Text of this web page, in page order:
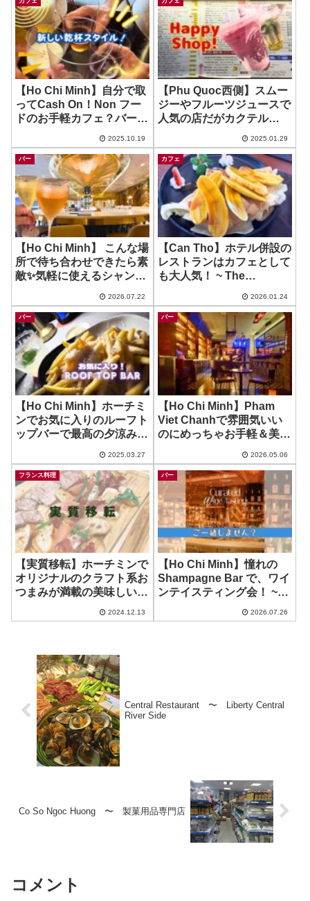
【Ho Chi Minh】自分で取
ってCash On！Non フー
ドのお手軽カフェ？バー？
2025.10.19
【Phu Quoc西側】スムー
ジーやフルーツジュースで
人気の店だがカクテル
ので注意！ ~ Happy Shop
2025.01.29
バー
【Ho Chi Minh】 こんな場
所で待ち合わせできたら素
敵✨気軽に使えるシャンパ
Champagne Bar
2026.07.22
カフェ
【Can Tho】ホテル併設の
レストランはカフェとして
も大人気！ ~ The
2026.01.24
バー
【Ho Chi Minh】ホーチミ
ンでお気に入りのルーフト
ップバーで最高の夕涼み！
Bar
2025.03.27
バー
【Ho Chi Minh】Pham
Viet Chanhで雰囲気いい
のにめっちゃお手軽＆美味
2026.05.06
フランス料理
【実質移転】ホーチミンで
オリジナルのクラフト系お
つまみが満載の美味しいワ
テのちょい食べ150kメニ
2024.12.13
バー
【Ho Chi Minh】憧れの
Shampagne Bar で、ワイ
ンテイスティング会！ ~
Bar
2026.07.26
Central Restaurant 〜 Liberty Central
River Side
Co So Ngoc Huong 〜 製菓用品専門店
コメント